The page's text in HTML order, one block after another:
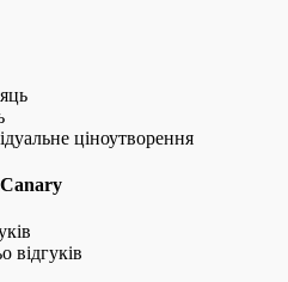
ціноутворення
відгуків